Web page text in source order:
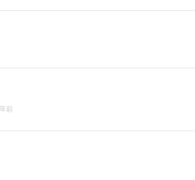
前